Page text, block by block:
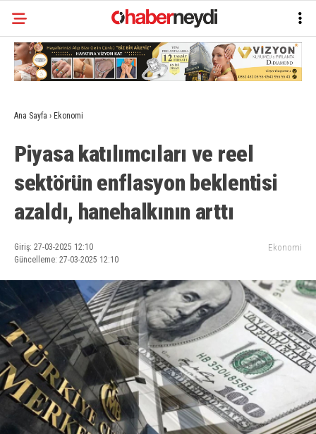
Ana Sayfa › Ekonomi
Piyasa katılımcıları ve reel
sektörün enflasyon beklentisi
azaldı, hanehalkının arttı
Giriş: 27-03-2025 12:10
Güncelleme: 27-03-2025 12:10
Ekonomi